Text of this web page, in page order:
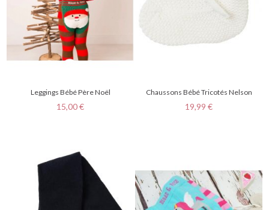
Leggings Bébé Père Noël
Prix
15,00 €
Chaussons Bébé Tricotés Nelson
Prix
19,99 €